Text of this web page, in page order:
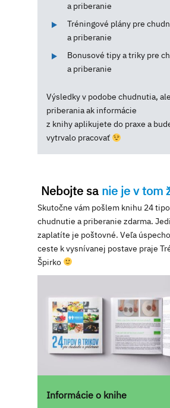
a priberanie
Tréningové plány pre
a priberanie
Bonusové tipy a triky pre
a priberanie
Výsledky v podobe chudnutia,
priberania ak informácie
z knihy aplikujete do praxe a
vytrvalo pracovať
Nebojte sa nie je v tom
Skutočne vám pošlem knihu 24
chudnutie a priberanie zdarma.
zaplatíte je poštovné. Veľa
ceste k vysnívanej postave praje
Špirko
Informácie o knihe